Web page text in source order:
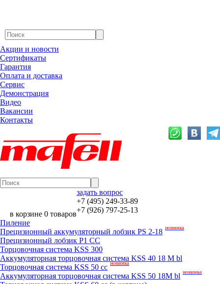
Акции и новости
Сертификаты
Гарантия
Оплата и доставка
Сервис
Демонстрация
Видео
Вакансии
Контакты
в корзине 0 товаров
задать вопрос
+7 (495) 249-33-89
+7 (926) 797-25-13
Пиление
Прецизионный аккумуляторный лобзик PS 2-18 новинка
Прецизионный лобзик P1 CC
Торцовочная система KSS 300
Аккумуляторная торцовочная система KSS 40 18 M bl
Торцовочная система KSS 50 сс новинка
Аккумуляторная торцовочная система KSS 50 18M bl новинка